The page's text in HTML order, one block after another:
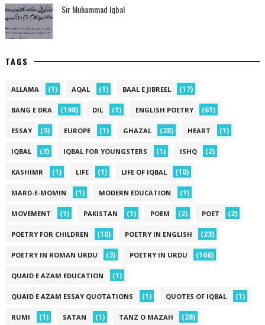
Sir Muhammad Iqbal
TAGS
ALLAMA (1) AQAL (1) BAAL E JIBREEL (17)
BANG E DRA (198) DIL (1) ENGLISH POETRY (61)
ESSAY (3) EUROPE (1) GHAZAL (28) HEART (1)
IQBAL (3) IQBAL FOR YOUNGSTERS (1) ISHQ (2)
KASHIMR (1) LIFE (1) LIFE OF IQBAL (10)
MARD-E-MOMIN (1) MODERN EDUCATION (1)
MOVEMENT (1) PAKISTAN (1) POEM (2) POET (2)
POETRY FOR CHILDREN (10) POETRY IN ENGLISH (23)
POETRY IN ROMAN URDU (3) POETRY IN URDU (168)
QUAID E AZAM EDUCATION (1)
QUAID E AZAM ESSAY QUOTATIONS (1) QUOTES OF IQBAL (1)
RUMI (1) SATAN (1) TANZ O MAZAH (28)